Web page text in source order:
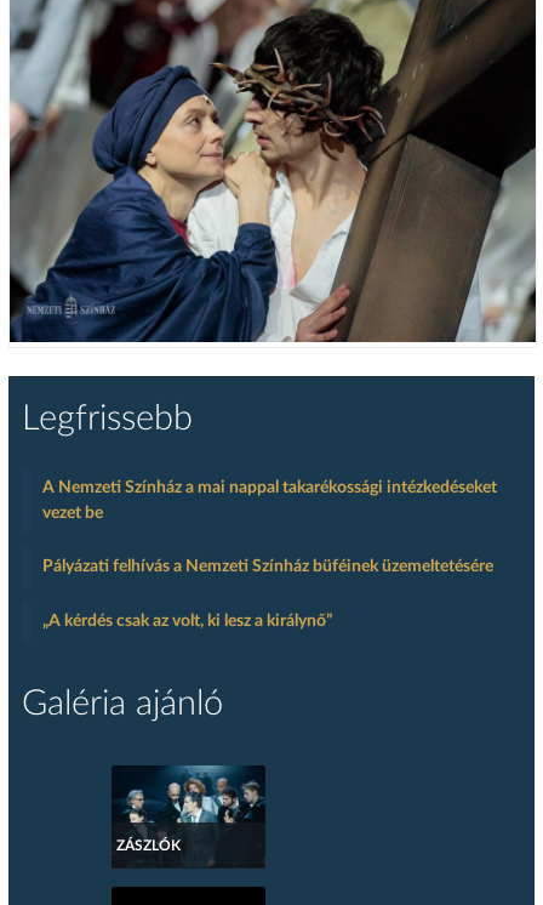
Legfrissebb
A Nemzeti Színház a mai nappal takarékossági intézkedéseket
vezet be
Pályázati felhívás a Nemzeti Színház büféinek üzemeltetésére
„A kérdés csak az volt, ki lesz a királynő”
Galéria ajánló
ZÁSZLÓK